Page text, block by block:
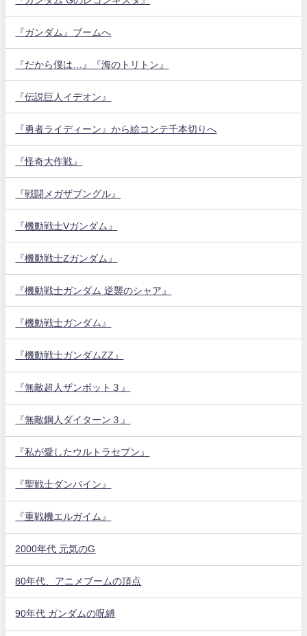
『ガンダム』ブームへ
『だから僕は…』『海のトリトン』
『伝説巨人イデオン』
『勇者ライディーン』から絵コンテ千本切りへ
『怪奇大作戦』
『戦闘メガザブングル』
『機動戦士Vガンダム』
『機動戦士Zガンダム』
『機動戦士ガンダム 逆襲のシャア』
『機動戦士ガンダム』
『機動戦士ガンダムZZ』
『無敵超人ザンボット３』
『無敵鋼人ダイターン３』
『私が愛したウルトラセブン』
『聖戦士ダンバイン』
『重戦機エルガイム』
2000年代 元気のG
80年代、アニメブームの頂点
90年代 ガンダムの呪縛